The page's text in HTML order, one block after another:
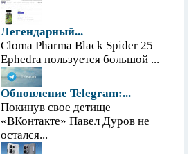
Легендарный...
Cloma Pharma Black Spider 25
Ephedra пользуется большой ...
Обновление Telegram:...
Покинув свое детище –
«ВКонтакте» Павел Дуров не
остался...